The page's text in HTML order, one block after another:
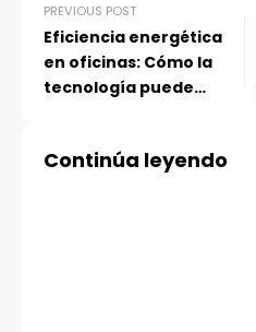
PREVIOUS POST
Eficiencia energética
en oficinas: Cómo la
tecnología puede
carbono
Continúa leyendo